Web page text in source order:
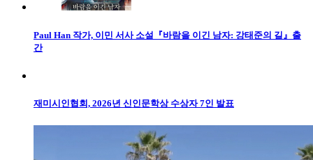
Paul Han 작가, 이민 서사 소설『바람을 이긴 남자: 강태준의 길』출
간
재미시인협회, 2026년 신인문학상 수상자 7인 발표